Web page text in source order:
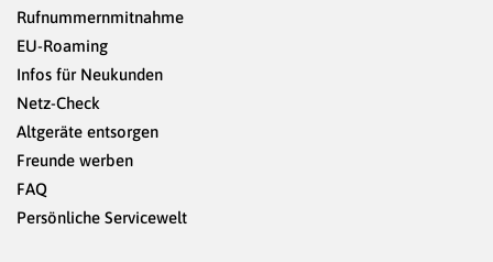
Rufnummernmitnahme
EU-Roaming
Infos für Neukunden
Netz-Check
Altgeräte entsorgen
Freunde werben
FAQ
Persönliche Servicewelt